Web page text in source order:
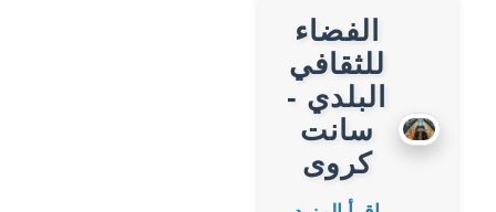
الفضاء
للثقافي
البلدي -
سانت
كروى